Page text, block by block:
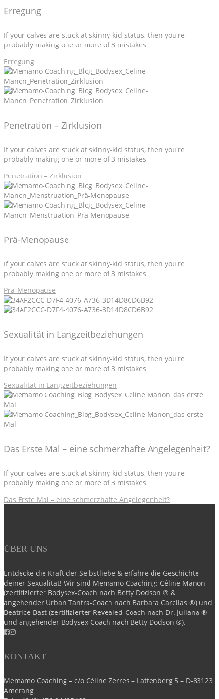
Erregung
If your calves are stuck at skinny-kid status, then you're
probably making one or more of 3 mistakes
Erregung
Penetration – Zirklusion
If your calves are stuck at skinny-kid status, then you're
probably making one or more of 3 mistakes
Penetration – Zirklusion
Prä-Menopause
If your calves are stuck at skinny-kid status, then you're
probably making one or more of 3 mistakes
Prä-Menopause
Sexualität in Langzeitbeziehungen
If your calves are stuck at skinny-kid status, then you're
probably making one or more of 3 mistakes
Sexualität in Langzeitbeziehungen
Das Erste Mal – eine schmerzhafte Angelegenheit?
If your calves are stuck at skinny-kid status, then you're
probably making one or more of 3 mistakes
Das Erste Mal – eine schmerzhafte Angelegenheit?
ÜBER UNS
Entdecke die Kraft der Selbstliebe & erfahre die Geschichte
deiner Sexualität! Wir sind Memamo Coaching: Céline Manon
(zertifizierter Bodysex-Coach nach Betty Dodson ® &
angehender Urban Tantra-Coach nach Barbara Carellas ®) und
Beatrice Bast (zertifizierter Revealed-Coach nach Dr. Juliana ®
und angehender Bodysex-Coach nach Betty Dodson ®).
KONTAKT
Memamo Coaching – c/o Céline Zerres – Lattenberg 5 – D-83123
Amerang